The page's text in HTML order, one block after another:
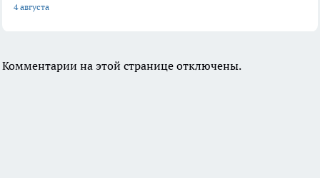
4 августа
Комментарии на этой странице отключены.